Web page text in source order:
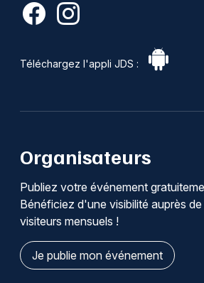
Artistes en tournée
69 - Rhône
Choisir mes départements
Téléchargez l'appli JDS :
Organisateurs
Publiez votre événement
Bénéficiez d'une visibilité auprès
visiteurs mensuels !
Je publie mon événement